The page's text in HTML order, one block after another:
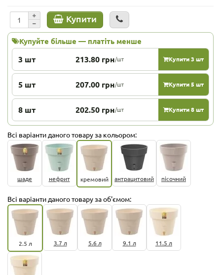
Купити
Купуйте більше — платіть менше
3 шт 213.80 грн/шт Купити 3 шт
5 шт 207.00 грн/шт Купити 5 шт
8 шт 202.50 грн/шт Купити 8 шт
Всі варіанти даного товару за кольором:
шаде нефрит кремовий антрацитовий пісочний
Всі варіанти даного товару за об'ємом:
2.5 л 3.7 л 5.6 л 9.1 л 11.5 л